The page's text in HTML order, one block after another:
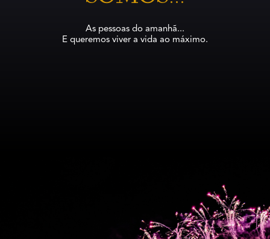
As pessoas do amanhã...
E queremos viver a vida ao máximo.